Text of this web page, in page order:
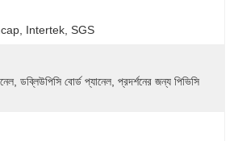
Intertek, SGS
ডব্লিউপিসি বোর্ড প্যানেল, প্রদর্শনের জন্য পিভিসি